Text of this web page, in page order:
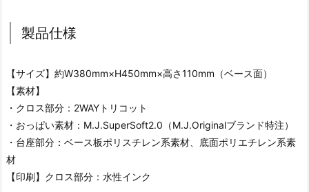
製品仕様
【サイズ】約W380mm×H450mm×高さ110mm（ベース面）
【素材】
・クロス部分：2WAYトリコット
・おっぱい素材：M.J.SuperSoft2.0（M.J.Originalブランド特注）
・台座部分：ベース板ポリスチレン系素材、底面ポリエチレン系素
材
【印刷】クロス部分：水性インク